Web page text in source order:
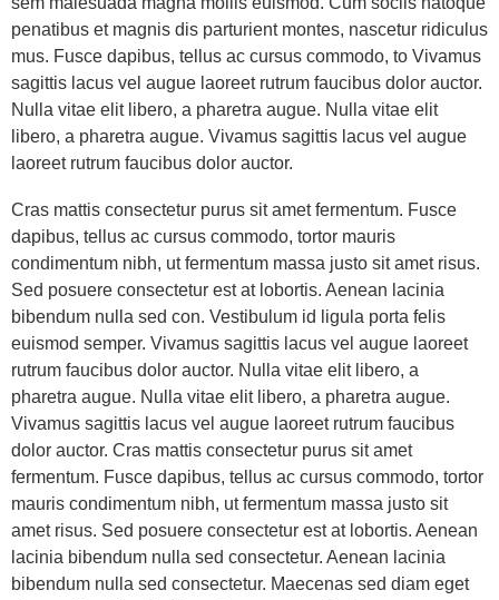
penatibus et magnis dis parturient montes, nascetur ridiculus
mus. Fusce dapibus, tellus ac cursus commodo, to Vivamus
sagittis lacus vel augue laoreet rutrum faucibus dolor auctor.
Nulla vitae elit libero, a pharetra augue. Nulla vitae elit
libero, a pharetra augue. Vivamus sagittis lacus vel augue
laoreet rutrum faucibus dolor auctor.
Cras mattis consectetur purus sit amet fermentum. Fusce
dapibus, tellus ac cursus commodo, tortor mauris
condimentum nibh, ut fermentum massa justo sit amet risus.
Sed posuere consectetur est at lobortis. Aenean lacinia
bibendum nulla sed con. Vestibulum id ligula porta felis
euismod semper. Vivamus sagittis lacus vel augue laoreet
rutrum faucibus dolor auctor. Nulla vitae elit libero, a
pharetra augue. Nulla vitae elit libero, a pharetra augue.
Vivamus sagittis lacus vel augue laoreet rutrum faucibus
dolor auctor. Cras mattis consectetur purus sit amet
fermentum. Fusce dapibus, tellus ac cursus commodo, tortor
mauris condimentum nibh, ut fermentum massa justo sit
amet risus. Sed posuere consectetur est at lobortis. Aenean
lacinia bibendum nulla sed consectetur. Aenean lacinia
bibendum nulla sed consectetur. Maecenas sed diam eget